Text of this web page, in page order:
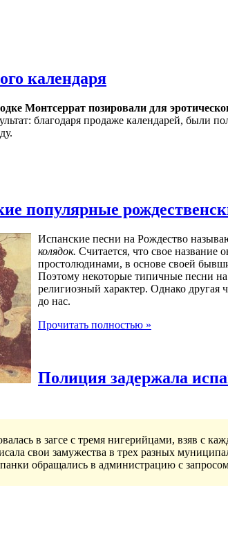
календаря
Монтсеррат позировали для
благодаря продаже календарей, были
популярные
Испанские песни на Рождество
колядок. Считается, что свое
простолюдинами, в основе своей
Поэтому некоторые типичные песни
религиозный характер. Однако другая
до нас.
Прочитать полностью »
Полиция задержала
в загсе с тремя нигерийцами, взяв с
свои замужества в трех разных
обращались в администрацию с